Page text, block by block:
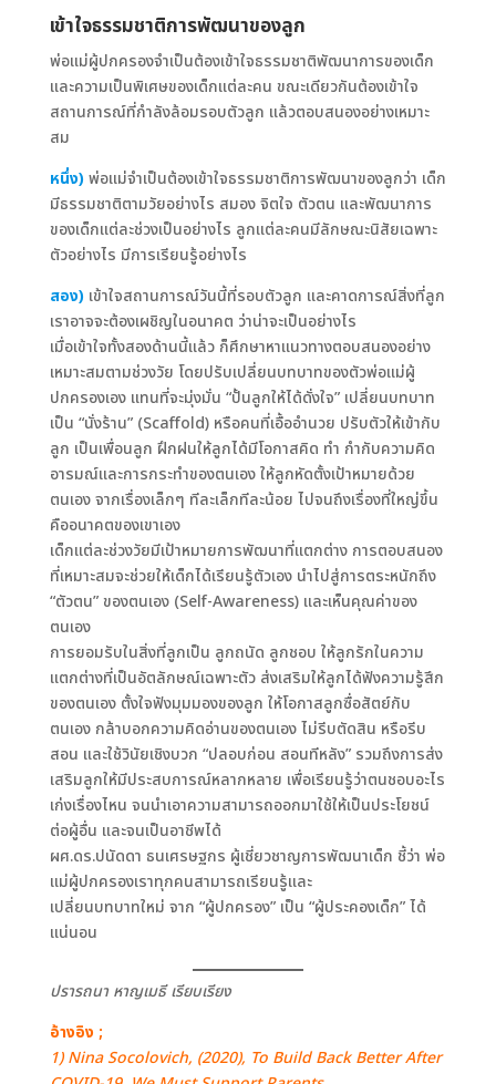
เข้าใจธรรมชาติการพัฒนาของลูก
พ่อแม่ผู้ปกครองจำเป็นต้องเข้าใจธรรมชาติพัฒนาการของเด็ก
และความเป็นพิเศษของเด็กแต่ละคน ขณะเดียวกันต้องเข้าใจ
สถานการณ์ที่กำลังล้อมรอบตัวลูก แล้วตอบสนองอย่างเหมาะ
สม
หนึ่ง) พ่อแม่จำเป็นต้องเข้าใจธรรมชาติการพัฒนาของลูกว่า เด็ก
มีธรรมชาติตามวัยอย่างไร สมอง จิตใจ ตัวตน และพัฒนาการ
ของเด็กแต่ละช่วงเป็นอย่างไร ลูกแต่ละคนมีลักษณะนิสัยเฉพาะ
ตัวอย่างไร มีการเรียนรู้อย่างไร
สอง) เข้าใจสถานการณ์วันนี้ที่รอบตัวลูก และคาดการณ์สิ่งที่ลูก
เราอาจจะต้องเผชิญในอนาคต ว่าน่าจะเป็นอย่างไร
เมื่อเข้าใจทั้งสองด้านนี้แล้ว ก็ศึกษาหาแนวทางตอบสนองอย่าง
เหมาะสมตามช่วงวัย โดยปรับเปลี่ยนบทบาทของตัวพ่อแม่ผู้
ปกครองเอง แทนที่จะมุ่งมั่น “ปั้นลูกให้ได้ดั่งใจ” เปลี่ยนบทบาท
เป็น “นั่งร้าน” (Scaffold) หรือคนที่เอื้ออำนวย ปรับตัวให้เข้ากับ
ลูก เป็นเพื่อนลูก ฝึกฝนให้ลูกได้มีโอกาสคิด ทำ กำกับความคิด
อารมณ์และการกระทำของตนเอง ให้ลูกหัดตั้งเป้าหมายด้วย
ตนเอง จากเรื่องเล็กๆ ทีละเล็กทีละน้อย ไปจนถึงเรื่องที่ใหญ่ขึ้น
คืออนาคตของเขาเอง
เด็กแต่ละช่วงวัยมีเป้าหมายการพัฒนาที่แตกต่าง การตอบสนอง
ที่เหมาะสมจะช่วยให้เด็กได้เรียนรู้ตัวเอง นำไปสู่การตระหนักถึง
“ตัวตน” ของตนเอง (Self-Awareness) และเห็นคุณค่าของ
ตนเอง
การยอมรับในสิ่งที่ลูกเป็น ลูกถนัด ลูกชอบ ให้ลูกรักในความ
แตกต่างที่เป็นอัตลักษณ์เฉพาะตัว ส่งเสริมให้ลูกได้ฟังความรู้สึก
ของตนเอง ตั้งใจฟังมุมมองของลูก ให้โอกาสลูกซื่อสัตย์กับ
ตนเอง กล้าบอกความคิดอ่านของตนเอง ไม่รีบตัดสิน หรือรีบ
สอน และใช้วินัยเชิงบวก “ปลอบก่อน สอนทีหลัง” รวมถึงการส่ง
เสริมลูกให้มีประสบการณ์หลากหลาย เพื่อเรียนรู้ว่าตนชอบอะไร
เก่งเรื่องไหน จนนำเอาความสามารถออกมาใช้ให้เป็นประโยชน์
ต่อผู้อื่น และจนเป็นอาชีพได้
ผศ.ดร.ปนัดดา ธนเศรษฐกร ผู้เชี่ยวชาญการพัฒนาเด็ก ชี้ว่า พ่อ
แม่ผู้ปกครองเราทุกคนสามารถเรียนรู้และ
เปลี่ยนบทบาทใหม่ จาก “ผู้ปกครอง” เป็น “ผู้ประคองเด็ก” ได้
แน่นอน
ปรารถนา หาญเมธี เรียบเรียง
อ้างอิง ;
1) Nina Socolovich, (2020), To Build Back Better After